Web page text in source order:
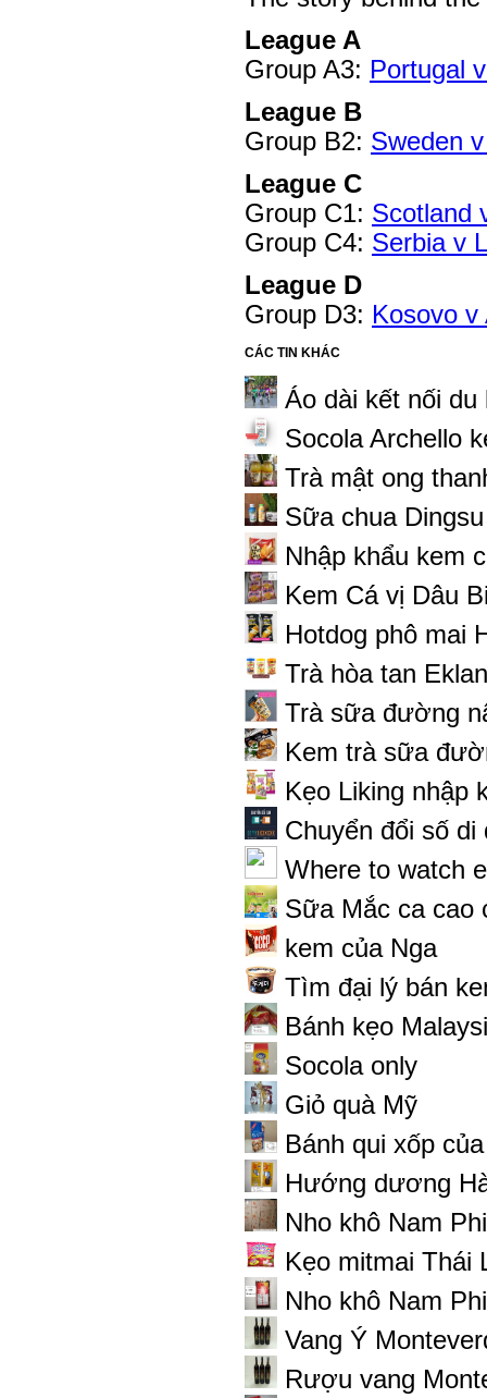
League A
Group A3: Portugal
League B
Group B2: Sweden
League C
Group C1: Scotland
Group C4: Serbia v
League D
Group D3: Kosovo v
CÁC TIN KHÁC
Áo dài kết nối du
Socola Archello
Trà mật ong
Sữa chua
Nhập khẩu kem
Kem Cá vị Dâu
Hotdog phô mai
Trà hòa tan
Trà sữa đường
Kem trà sữa
Kẹo Liking nhập
Chuyển đổi số
Where to watch
Sữa Mắc ca cao
kem của Nga
Tìm đại lý bán
Bánh kẹo
Socola only
Giỏ quà Mỹ
Bánh qui xốp
Hướng dương
Nho khô Nam
Kẹo mitmai Thái
Nho khô Nam Phi
Vang Ý
Rượu vang